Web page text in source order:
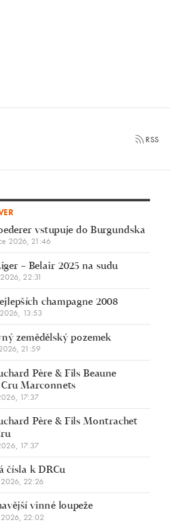
RSS
vstupuje do Burgundska
2026, 21:46
– Belair 2025 na sudu
22:31
champagne 2008
13:53
zemědělský pozemek
21:59
Père & Fils Beaune
Marconnets
17:37
Père & Fils Montrachet
17:37
čísla k DRCu
22:26
vinné loupeže
22:02